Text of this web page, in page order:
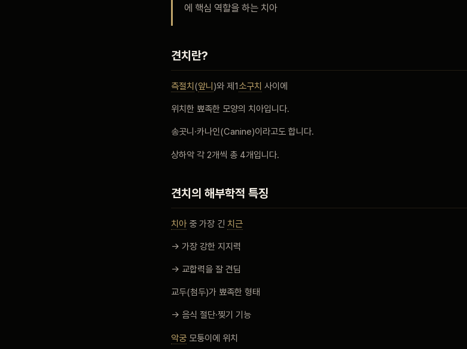
비포 애프터
치과 백과사전
자주 묻는 질문
회원가입 / 로그인
에 핵심 역할을 하는 치아
견치란?
측절치 (앞니 )와 제1소구치 사이에
위치한 뾰족한 모양의 치아입니다.
송곳니·카나인(Canine)이라고도 합니다.
상하악 각 2개씩 총 4개입니다.
견치의 해부학적 특징
치아중 가장 긴 치근
→ 가장 강한 지지력
→ 교합력을 잘 견딤
교두(첨두)가 뾰족한 형태
→ 음식 절단·찢기 기능
악궁 모퉁이에 위치